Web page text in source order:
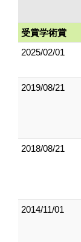
受賞学術賞
2025/02/01
2019/08/21
2018/08/21
2014/11/01